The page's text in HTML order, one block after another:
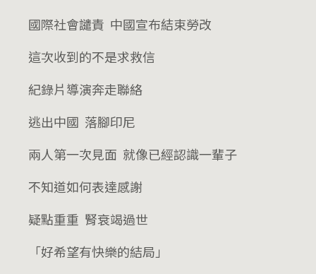
國際社會譴責 中國宣布結束勞改
這次收到的不是求救信
紀錄片導演奔走聯絡
逃出中國 落腳印尼
兩人第一次見面 就像已經認識一輩子
不知道如何表達感謝
疑點重重 腎衰竭過世
「好希望有快樂的結局」